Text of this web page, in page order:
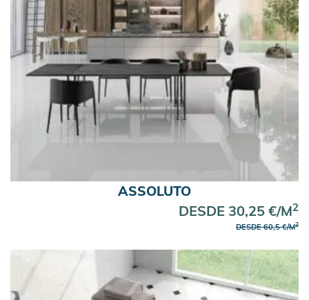
ASSOLUTO
DESDE 30,25 €/M2
DESDE 60,5 €/M2